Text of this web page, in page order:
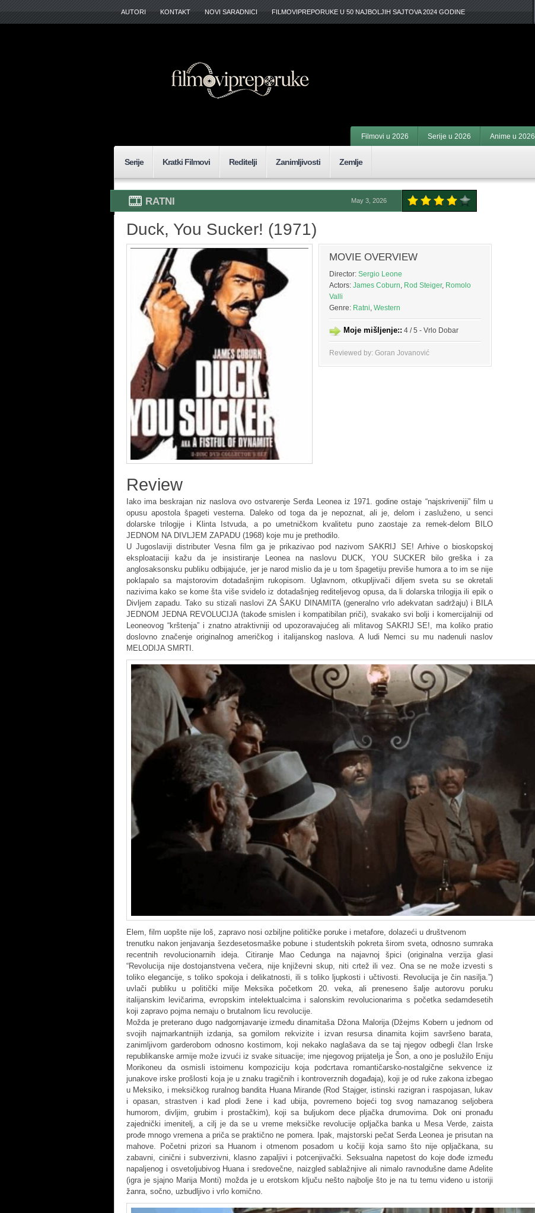
AUTORI KONTAKT NOVI SARADNICI FILMOVIPREPORUKE U 50 NAJBOLJIH SAJTOVA 2024 GODINE
Filmovi u 2026 Serije u 2026 Anime u 2026
Serije Kratki Filmovi Reditelji Zanimljivosti Zemlje
RATNI May 3, 2026
Duck, You Sucker! (1971)
MOVIE OVERVIEW
Director: Sergio Leone
Actors: James Coburn Rod Steiger, Romolo
Valli
Genre: Ratni Western
Moje mišljenje:: 4 / 5 - Vrlo Dobar
Reviewed by: Goran Jovanović
Review
Iako ima beskrajan niz naslova ovo ostvarenje Serđa Leonea iz 1971. godine ostaje “najskriveniji” film u
opusu apostola špageti vesterna. Daleko od toga da je nepoznat, ali je, delom i zasluženo, u senci
dolarske trilogije i Klinta Istvuda, a po umetničkom kvalitetu puno zaostaje za remek-delom BILO
JEDNOM NA DIVLJEM ZAPADU (1968) koje mu je prethodilo.
U Jugoslaviji distributer Vesna film ga je prikazivao pod nazivom SAKRIJ SE! Arhive o bioskopskoj
eksploataciji kažu da je insistiranje Leonea na naslovu DUCK, YOU SUCKER bilo greška i za
anglosaksonsku publiku odbijajuće, jer je narod mislio da je u tom špagetiju previše humora a to im se nije
poklapalo sa majstorovim dotadašnjim rukopisom. Uglavnom, otkupljivači diljem sveta su se okretali
nazivima kako se kome šta više svidelo iz dotadašnjeg rediteljevog opusa, da li dolarska trilogija ili epik o
Divljem zapadu. Tako su stizali naslovi ZA ŠAKU DINAMITA (generalno vrlo adekvatan sadržaju) i BILA
JEDNOM JEDNA REVOLUCIJA (takođe smislen i kompatibilan priči), svakako svi bolji i komercijalniji od
Leoneovog “krštenja” i znatno atraktivniji od upozoravajućeg ali mlitavog SAKRIJ SE!, ma koliko pratio
doslovno značenje originalnog američkog i italijanskog naslova. A ludi Nemci su mu nadenuli naslov
MELODIJA SMRTI.
Elem, film uopšte nije loš, zapravo nosi ozbiljne političke poruke i metafore, dolazeći u društvenom
trenutku nakon jenjavanja šezdesetosmaške pobune i studentskih pokreta širom sveta, odnosno sumraka
recentnih revolucionarnih ideja. Citiranje Mao Cedunga na najavnoj špici (originalna verzija glasi
“Revolucija nije dostojanstvena večera, nije književni skup, niti crtež ili vez. Ona se ne može izvesti s
toliko elegancije, s toliko spokoja i delikatnosti, ili s toliko ljupkosti i učtivosti. Revolucija je čin nasilja.”)
uvlači publiku u politički milje Meksika početkom 20. veka, ali preneseno šalje autorovu poruku
italijanskim levičarima, evropskim intelektualcima i salonskim revolucionarima s početka sedamdesetih
koji zapravo pojma nemaju o brutalnom licu revolucije.
Možda je preterano dugo nadgornjavanje između dinamitaša Džona Malorija (Džejms Kobern u jednom od
svojih najmarkantnijih izdanja, sa gomilom rekvizite i izvan resursa dinamita kojim savršeno barata,
zanimljivom garderobom odnosno kostimom, koji nekako naglašava da se taj njegov odbegli član Irske
republikanske armije može izvući iz svake situacije; ime njegovog prijatelja je Šon, a ono je poslužilo Eniju
Morikoneu da osmisli istoimenu kompoziciju koja podcrtava romantičarsko-nostalgične sekvence iz
junakove irske prošlosti koja je u znaku tragičnih i kontroverznih događaja), koji je od ruke zakona izbegao
u Meksiko, i meksičkog ruralnog bandita Huana Mirande (Rod Stajger, istinski razigran i raspojasan, lukav
i opasan, strastven i kad plodi žene i kad ubija, povremeno bojeći tog svog namazanog seljobera
humorom, divljim, grubim i prostačkim), koji sa buljukom dece pljačka drumovima. Dok oni pronađu
zajednički imenitelj, a cilj je da se u vreme meksičke revolucije opljačka banka u Mesa Verde, zaista
prođe mnogo vremena a priča se praktično ne pomera. Ipak, majstorski pečat Serđa Leonea je prisutan na
mahove. Početni prizori sa Huanom i otmenom posadom u kočiji koja samo što nije opljačkana, su
zabavni, cinični i subverzivni, klasno zapaljivi i potcenjivački. Seksualna napetost do koje dođe između
napaljenog i osvetoljubivog Huana i sredovečne, naizgled sablažnjive ali nimalo ravnodušne dame Adelite
(igra je sjajno Marija Monti) možda je u erotskom ključu nešto najbolje što je na tu temu viđeno u istoriji
žanra, sočno, uzbudljivo i vrlo komično.